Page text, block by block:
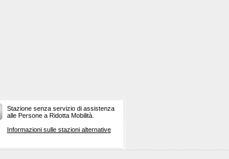
Stazione senza servizio di assistenza
alle Persone a Ridotta Mobilità.
Informazioni sulle stazioni alternative